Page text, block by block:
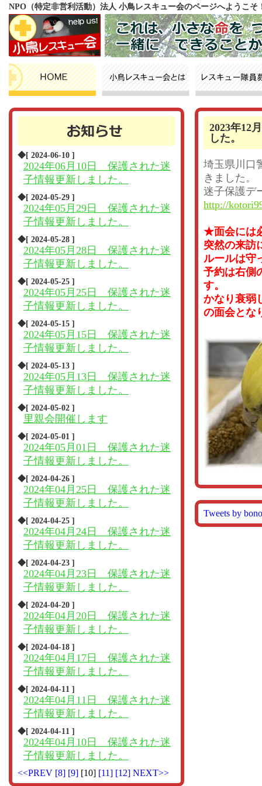
NPO（特定非営利活動）法人 小鳥レスキュー会のページへようこそ
◆[ 2024-06-10 ]
2024年06月10日 保護された迷
子情報更新しました。
◆[ 2024-05-29 ]
2024年05月29日 保護された迷
子情報更新しました。
◆[ 2024-05-28 ]
2024年05月28日 保護された迷
子情報更新しました。
◆[ 2024-05-25 ]
2024年05月25日 保護された迷
子情報更新しました。
◆[ 2024-05-15 ]
2024年05月15日 保護された迷
子情報更新しました。
◆[ 2024-05-13 ]
2024年05月13日 保護された迷
子情報更新しました。
◆[ 2024-05-02 ]
里親会開催します
◆[ 2024-05-01 ]
2024年05月01日 保護された迷
子情報更新しました。
◆[ 2024-04-26 ]
2024年04月25日 保護された迷
子情報更新しました。
◆[ 2024-04-25 ]
2024年04月24日 保護された迷
子情報更新しました。
◆[ 2024-04-23 ]
2024年04月23日 保護された迷
子情報更新しました。
◆[ 2024-04-20 ]
2024年04月20日 保護された迷
子情報更新しました。
◆[ 2024-04-18 ]
2024年04月17日 保護された迷
子情報更新しました。
◆[ 2024-04-11 ]
2024年04月11日 保護された迷
子情報更新しました。
◆[ 2024-04-11 ]
2024年04月10日 保護された迷
子情報更新しました。
<<PREV [8] [9] [10] [11] [12] NEXT>>
2023年12
した。
埼玉県川口
きました。
迷子保護デ
http://
★面会には
突然の来訪
ルールは守
予約は右側
す。
かなり衰弱
の面会とな
Tweets by